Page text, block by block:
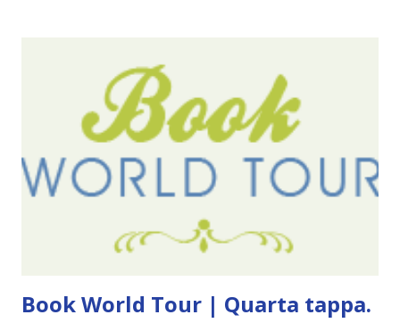
Pagine: 448 Editore: Newton Compton Editori
Pubblicazione: 10 Gennaio 2023 Traduttore: Laura Lancini
Trama: “Si chiama Michael Crist. È il fratello maggiore del
mio ragazzo ed è come quei film dell'orrore che guardi
coprendoti gli occhi. È bellissimo, forte, e assolutamente
visto, l'ho sentito. Le cose che ha fatto, i misfatti ch...
Book World Tour | Quarta tappa.